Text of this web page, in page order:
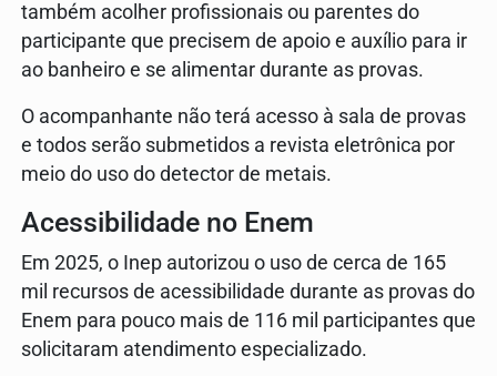
também acolher profissionais ou parentes do
participante que precisem de apoio e auxílio para ir
ao banheiro e se alimentar durante as provas.
O acompanhante não terá acesso à sala de provas
e todos serão submetidos a revista eletrônica por
meio do uso do detector de metais.
Acessibilidade no Enem
Em 2025, o Inep autorizou o uso de cerca de 165
mil recursos de acessibilidade durante as provas do
Enem para pouco mais de 116 mil participantes que
solicitaram atendimento especializado.